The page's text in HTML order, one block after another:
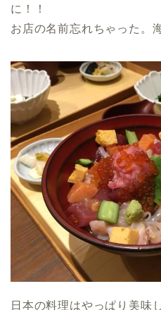
に！！
お店の名前忘れちゃった。
日本の料理はやっぱり美味